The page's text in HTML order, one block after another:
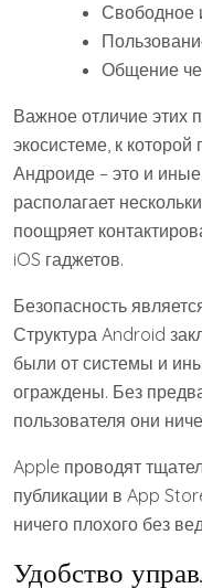
Свободное
Общение
Важное отличие этих
экосистеме, к
Андроиде – это и
располагает
поощряет
iOS гаджетов.
Безопасность
Структура Android
были от системы и
ограждены. Без
пользователя они
Apple проводят
публикации в App
ничего плохого без
Удобство